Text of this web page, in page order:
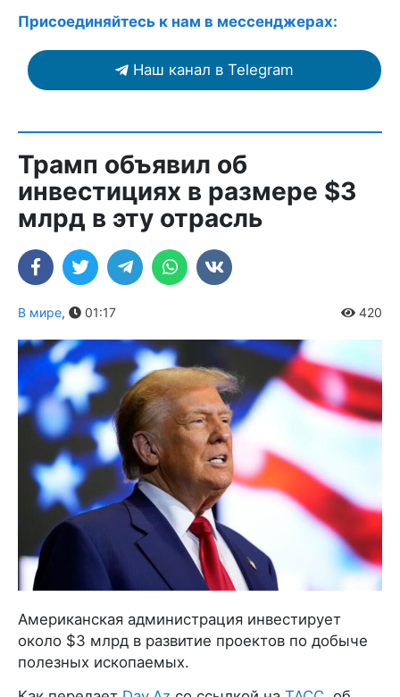
Присоединяйтесь к нам в мессенджерах:
Наш канал в Telegram
Трамп объявил об
инвестициях в размере $3
млрд в эту отрасль
В мире, 01:17 420
Американская администрация инвестирует
около $3 млрд в развитие проектов по добыче
полезных ископаемых.